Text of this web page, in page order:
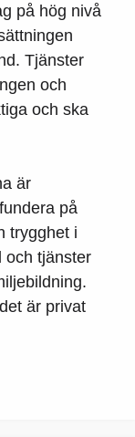
på hög nivå
Tjänster
och
och ska
är
på
trygghet i
och tjänster
är privat